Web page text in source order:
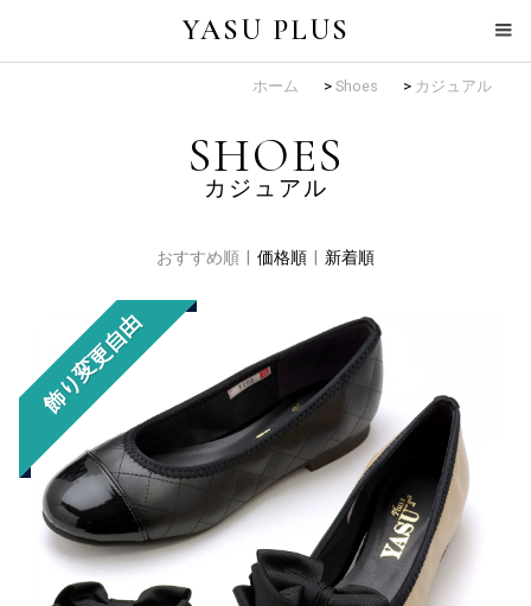
YASU PLUS
ホーム >Shoes > カジュアル
SHOES
カジュアル
おすすめ順 | 価格順 新着順
飾り変更自由